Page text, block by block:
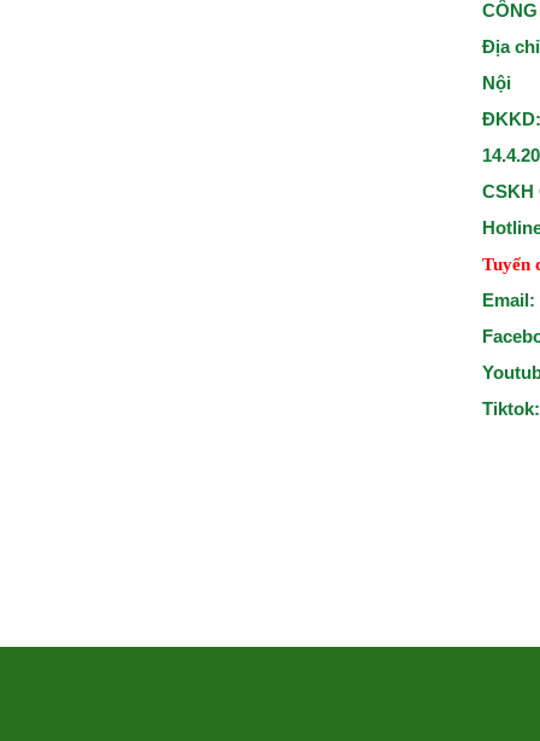
Địa
Nội
CSKH
Tuyển
Email: